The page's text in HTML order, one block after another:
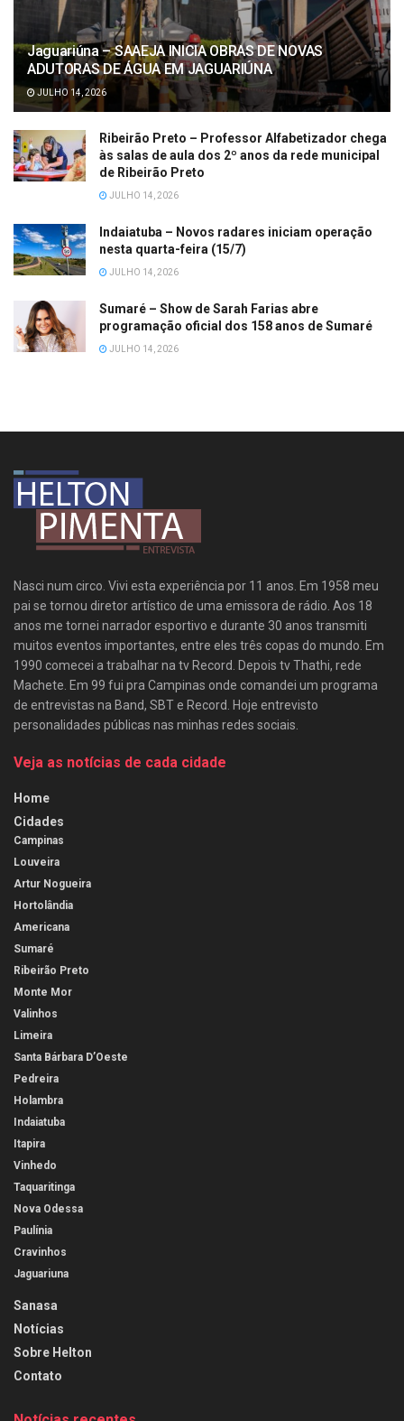
Jaguariúna – SAAEJA INICIA OBRAS DE NOVAS
ADUTORAS DE ÁGUA EM JAGUARIÚNA
JULHO 14, 2026
Ribeirão Preto – Professor Alfabetizador chega
às salas de aula dos 2º anos da rede municipal
de Ribeirão Preto
JULHO 14, 2026
Indaiatuba – Novos radares iniciam operação
nesta quarta-feira (15/7)
JULHO 14, 2026
Sumaré – Show de Sarah Farias abre
programação oficial dos 158 anos de Sumaré
JULHO 14, 2026
Nasci num circo. Vivi esta experiência por 11 anos. Em 1958 meu
pai se tornou diretor artístico de uma emissora de rádio. Aos 18
anos me tornei narrador esportivo e durante 30 anos transmiti
muitos eventos importantes, entre eles três copas do mundo. Em
1990 comecei a trabalhar na tv Record. Depois tv Thathi, rede
Machete. Em 99 fui pra Campinas onde comandei um programa
de entrevistas na Band, SBT e Record. Hoje entrevisto
personalidades públicas nas minhas redes sociais.
Veja as notícias de cada cidade
Home
Cidades
Campinas
Louveira
Artur Nogueira
Hortolândia
Americana
Sumaré
Ribeirão Preto
Monte Mor
Valinhos
Limeira
Santa Bárbara D’Oeste
Pedreira
Holambra
Indaiatuba
Itapira
Vinhedo
Taquaritinga
Nova Odessa
Paulínia
Cravinhos
Jaguariuna
Sanasa
Notícias
Sobre Helton
Contato